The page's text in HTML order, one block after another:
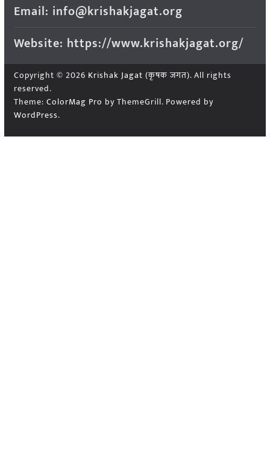
Email: info@krishakjagat.org
Website: https://www.krishakjagat.org/
Copyright © 2026 Krishak Jagat (कृषक जगत). All rights
reserved.
Theme: ColorMag Pro by ThemeGrill. Powered by
WordPress.